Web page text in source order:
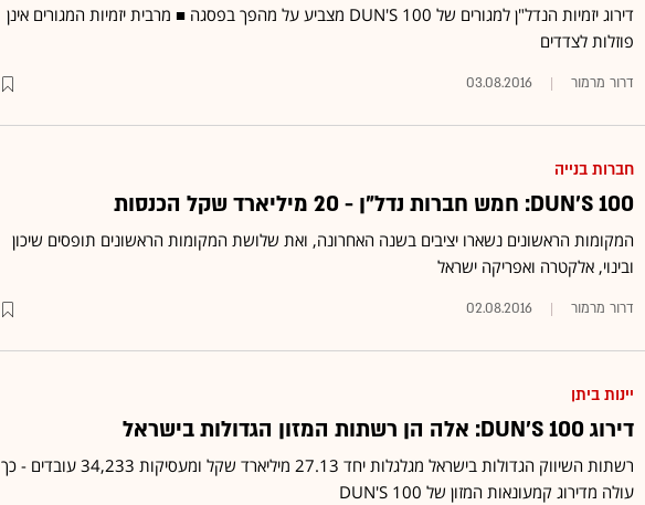
דירוג יזמיות הנדל"ן למגורים של DUN'S 100 מצביע על מהפך בפסגה ■ מרבית יזמיות המגורים אינן
פוזלות לצדדים
דרור מרמור 03.08.2016
חברות בנייה
DUN'S 100: חמש חברות נדל"ן - 20 מיליארד שקל הכנסות
המקומות הראשונים נשארו יציבים בשנה האחרונה, ואת שלושת המקומות הראשונים תופסים שיכון
ובינוי, אלקטרה ואפריקה ישראל
דרור מרמור 02.08.2016
יינות ביתן
דירוג DUN'S 100: אלה הן רשתות המזון הגדולות בישראל
רשתות השיווק הגדולות בישראל מגלגלות יחד 27.13 מיליארד שקל ומעסיקות 34,233 עובדים - כך
עולה מדירוג קמעונאות המזון של DUN'S 100